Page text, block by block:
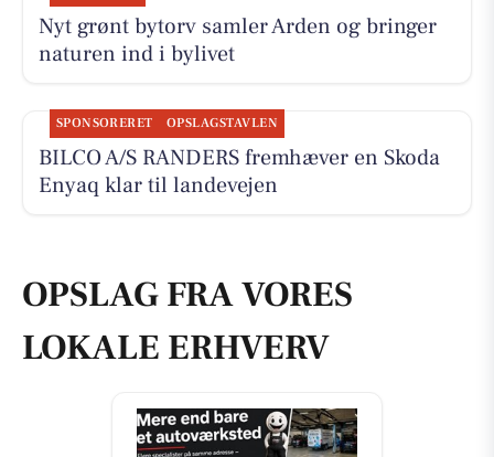
Nyt grønt bytorv samler Arden og bringer
naturen ind i bylivet
SPONSORERET OPSLAGSTAVLEN
BILCO A/S RANDERS fremhæver en Skoda
Enyaq klar til landevejen
OPSLAG FRA VORES
LOKALE ERHVERV